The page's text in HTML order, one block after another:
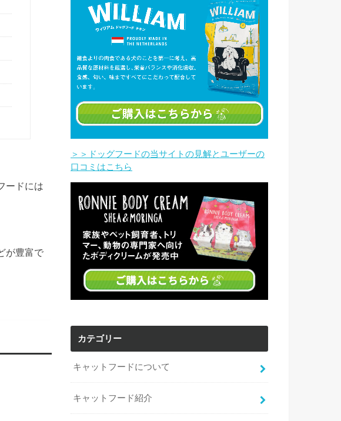
ードには
が豊富で
＞＞ドッグフードの当サイトの見解とユーザーの
口コミはこちら
カテゴリー
キャットフードについて
キャットフード紹介